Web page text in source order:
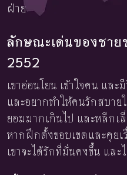
ฝ่าย
ลักษณะเด่นของชาย
2552
เขาอ่อนโยน เข้าใจคน แล
และอยากทำให้คนรักสบาย
ยอมมากเกินไป และหลีกเ
หากฝึกตั้งขอบเขตและคุย
เขาจะได้รักที่มั่นคงขึ้น แล